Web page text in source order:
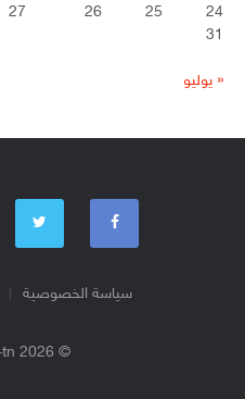
24
25
26
27
31
« يوليو
سياسة الخصوصية
© 2026 newsday-tn